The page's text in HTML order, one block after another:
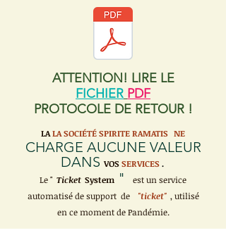
ATTENTION! LIRE LE
FICHIER PDF
PROTOCOLE DE RETOUR !
LALA SOCIÉTÉ SPIRITE RAMATIS NE
CHARGE AUCUNE VALEUR
DANS VOS SERVICES.
Le " Ticket System "
est un service
automatisé de support de
"ticket" , utilisé
en ce moment de Pandémie.